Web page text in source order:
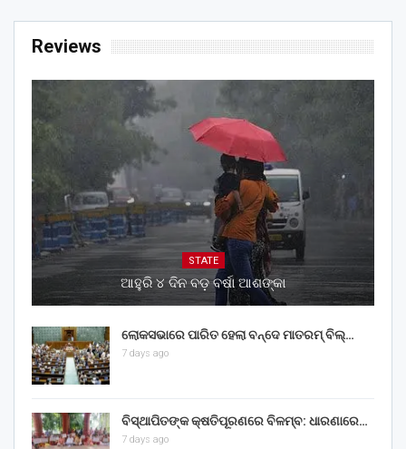
Reviews
STATE
ଆହୁରି ୪ ଦିନ ବଡ଼ ବର୍ଷା ଆଶଙ୍କା
ଲୋକସଭାରେ ପାରିତ ହେଲା ବନ୍ଦେ ମାତରମ୍‌ ବିଲ୍‌…
7 days ago
ବିସ୍ଥାପିତଙ୍କ କ୍ଷତିପୂରଣରେ ବିଳମ୍ବ: ଧାରଣାରେ…
7 days ago